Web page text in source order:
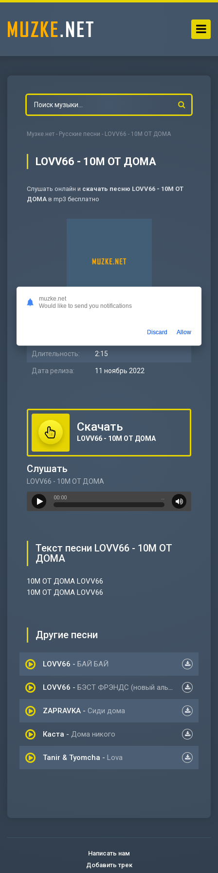
Музке.нет - Русские песни - LOVV66 - 10М ОТ ДОМА
LOVV66 - 10М ОТ ДОМА
Слушать онлайн и скачать песню LOVV66 - 10М ОТ
ДОМА в mp3 бесплатно
Длительность: 2:15
Дата релиза: 11 ноябрь 2022
Скачать
LOVV66 - 10М ОТ ДОМА
Слушать
LOVV66 - 10М ОТ ДОМА
00:00 …
Текст песни LOVV66 - 10М ОТ
ДОМА
10М ОТ ДОМА LOVV66
10М ОТ ДОМА LOVV66
Другие песни
LOVV66 - БАЙ БАЙ
LOVV66 - БЭСТ ФРЭНДС (новый альбом 2021)
ZAPRAVKA - Сиди дома
Каста - Дома никого
Tanir & Tyomcha - Lova
Написать нам
Добавить трек
muzke.net
Would like to send you notifications
Discard Allow